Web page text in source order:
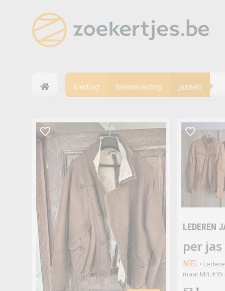
kleding herenkleding jassen
LEDEREN
per
NIEL•
maat M/L